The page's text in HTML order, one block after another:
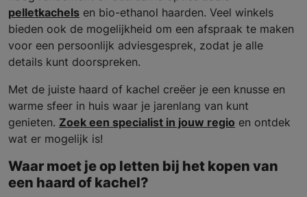
pelletkachels en bio-ethanol haarden. Veel winkels
bieden ook de mogelijkheid om een afspraak te maken
voor een persoonlijk adviesgesprek, zodat je alle
details kunt doorspreken.
Met de juiste haard of kachel creëer je een knusse en
warme sfeer in huis waar je jarenlang van kunt
genieten. Zoek een specialist in jouw regio en ontdek
wat er mogelijk is!
Waar moet je op letten bij het kopen van
een haard of kachel?